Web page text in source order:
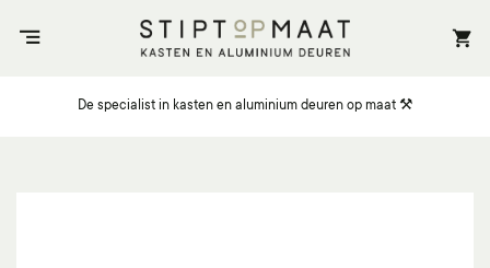
naar
De specialist in kasten en aluminium deuren op maat ⚒️